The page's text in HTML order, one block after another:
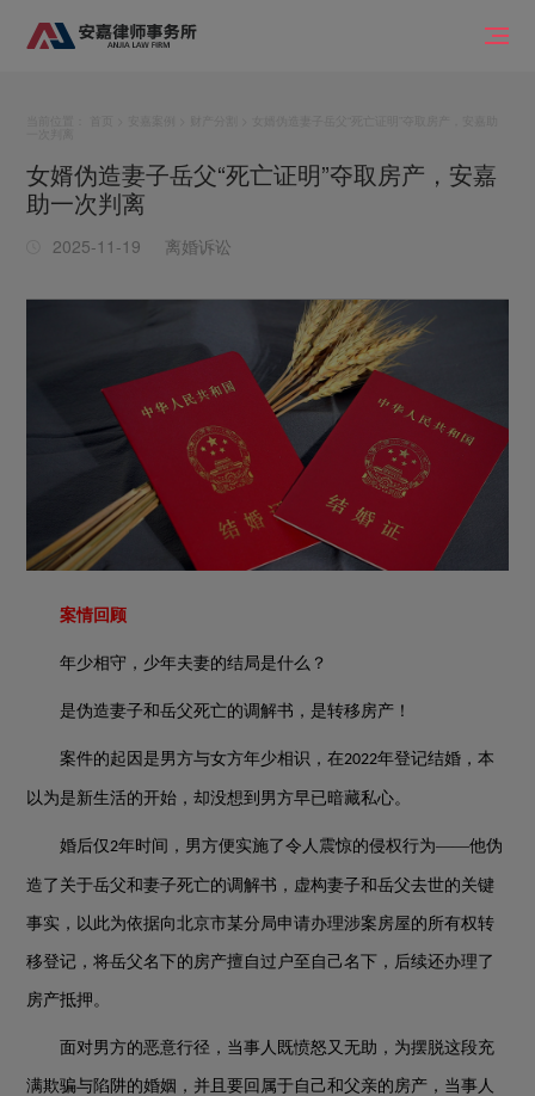
女婿伪造妻子岳父“死亡证明”夺取房产，安嘉
助一次判离
2025-11-19 离婚诉讼
案情回顾
年少相守，少年夫妻的结局是什么？
是伪造妻子和岳父死亡的调解书，是转移房产！
案件的起因是男方与女方年少相识，在2022年登记结婚，本
以为是新生活的开始，却没想到男方早已暗藏私心。
婚后仅2年时间，男方便实施了令人震惊的侵权行为——他伪
造了关于岳父和妻子死亡的调解书，虚构妻子和岳父去世的关键
事实，以此为依据向北京市某分局申请办理涉案房屋的所有权转
移登记，将岳父名下的房产擅自过户至自己名下，后续还办理了
房产抵押。
面对男方的恶意行径，当事人既愤怒又无助，为摆脱这段充
满欺骗与陷阱的婚姻，并且要回属于自己和父亲的房产，当事人